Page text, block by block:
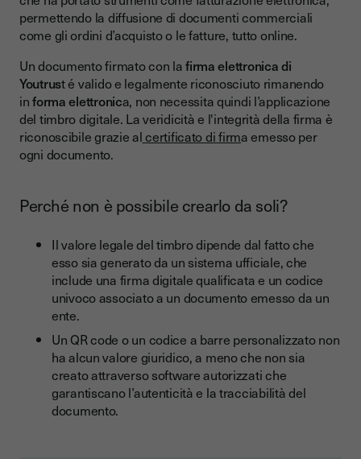
permettendo la diffusione di documenti commerciali
come gli ordini d’acquisto o le fatture, tutto online.
Un documento firmato con lafirma elettronica di
Youtrust é valido e legalmente riconosciuto rimanendo
informa elettronica, non necessita quindi l’applicazione
del timbro digitale. La veridicità e l'integrità della firma è
riconoscibile grazie alcertificato di firma emesso per
ogni documento.
Perché non è possibile crearlo da soli?
Il valore legale del timbro dipende dal fatto che
esso sia generato da un sistema ufficiale, che
include una firma digitale qualificata e un codice
univoco associato a un documento emesso da un
ente.
Un QR code o un codice a barre personalizzato non
ha alcun valore giuridico, a meno che non sia
creato attraverso software autorizzati che
garantiscano l’autenticità e la tracciabilità del
documento.